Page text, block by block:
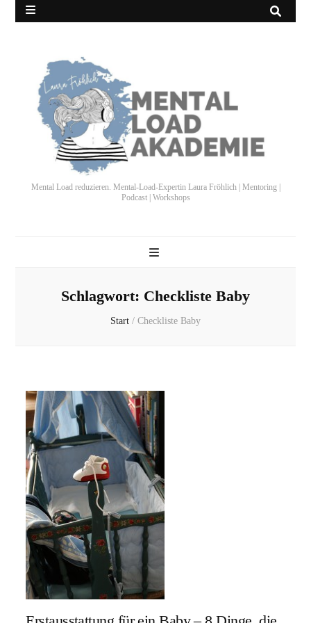
Mental Load reduzieren. Mental-Load-Expertin Laura Fröhlich | Mentoring |
Podcast | Workshops
Schlagwort: Checkliste Baby
Start / Checkliste Baby